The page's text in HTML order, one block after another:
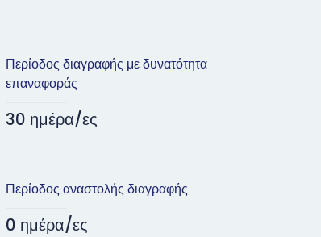
Περίοδος διαγραφής με δυνατότητα
επαναφοράς
30 ημέρα/ες
Περίοδος αναστολής διαγραφής
0 ημέρα/ες